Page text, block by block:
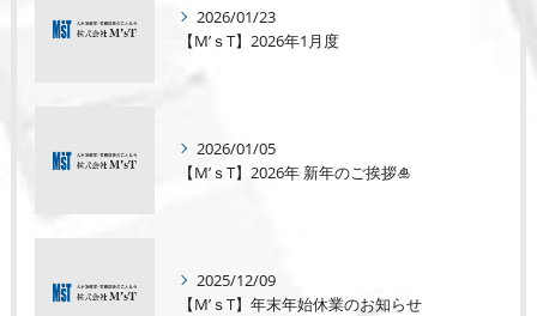
2026/01/23
【M’ｓT】2026年1月度
2026/01/05
【M’ｓT】2026年 新年のご挨拶🎍
2025/12/09
【M’ｓT】年末年始休業のお知らせ